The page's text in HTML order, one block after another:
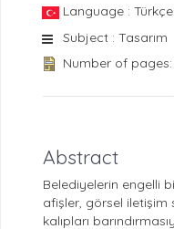
Language : Türkçe
Subject : Tasarım
Number of pages:
Abstract
Belediyelerin engelli
afişler, görsel
kalıpları